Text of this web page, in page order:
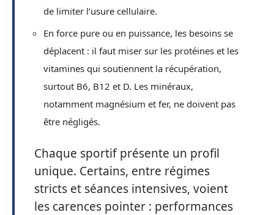
de limiter l’usure cellulaire.
En force pure ou en puissance, les besoins se
déplacent : il faut miser sur les protéines et les
vitamines qui soutiennent la récupération,
surtout B6, B12 et D. Les minéraux,
notamment magnésium et fer, ne doivent pas
être négligés.
Chaque sportif présente un profil
unique. Certains, entre régimes
stricts et séances intensives, voient
les carences pointer : performances